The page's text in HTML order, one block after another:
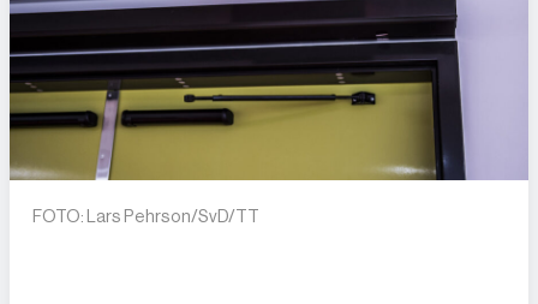
FOTO: Lars Pehrson/SvD/TT